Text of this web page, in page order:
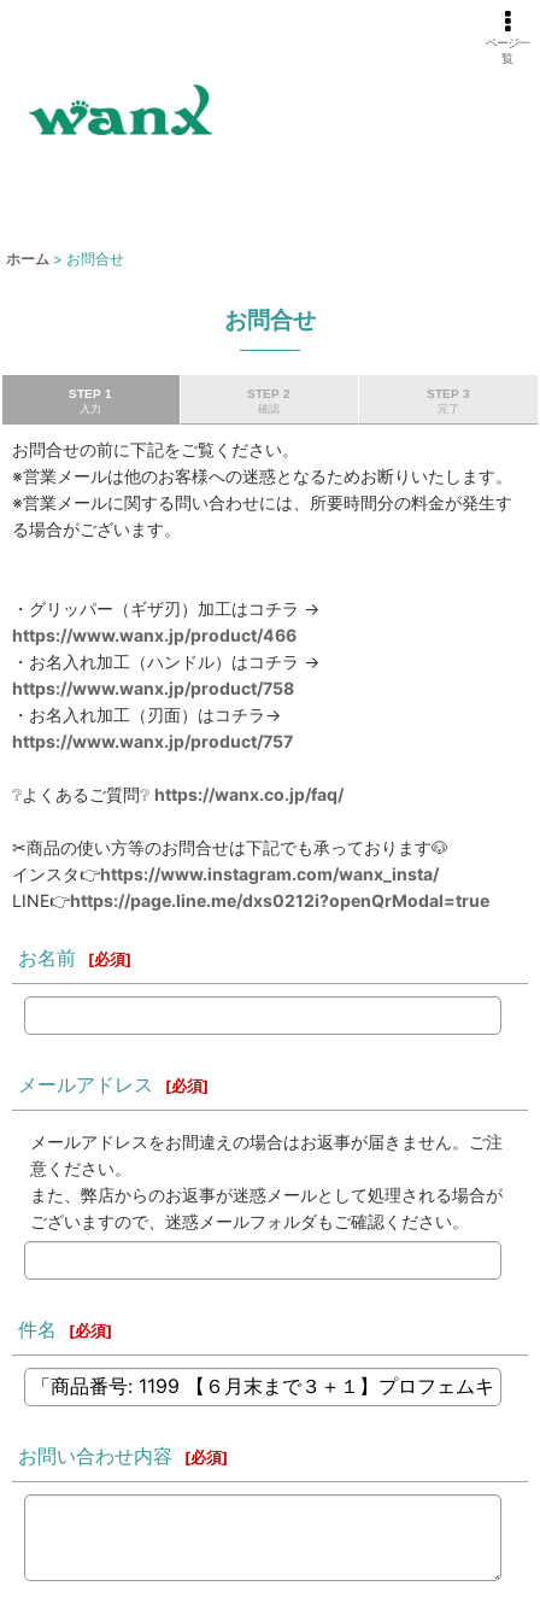
ページ一
覧
ホーム > お問合せ
お問合せ
STEP 1
入力
STEP 2
確認
STEP 3
完了
お問合せの前に下記をご覧ください。
※営業メールは他のお客様への迷惑となるためお断りいたします。
※営業メールに関する問い合わせには、所要時間分の料金が発生す
る場合がございます。
・グリッパー（ギザ刃）加工はコチラ →
https://www.wanx.jp/product/466
・お名入れ加工（ハンドル）はコチラ →
https://www.wanx.jp/product/758
・お名入れ加工（刃面）はコチラ→
https://www.wanx.jp/product/757
❔よくあるご質問❔ https://wanx.co.jp/faq/
✂商品の使い方等のお問合せは下記でも承っております🐶
インスタ👉https://www.instagram.com/wanx_insta/
LINE👉https://page.line.me/dxs0212i?openQrModal=true
お名前 [必須]
メールアドレス [必須]
メールアドレスをお間違えの場合はお返事が届きません。ご注
意ください。
また、弊店からのお返事が迷惑メールとして処理される場合が
ございますので、迷惑メールフォルダもご確認ください。
件名 [必須]
お問い合わせ内容 [必須]